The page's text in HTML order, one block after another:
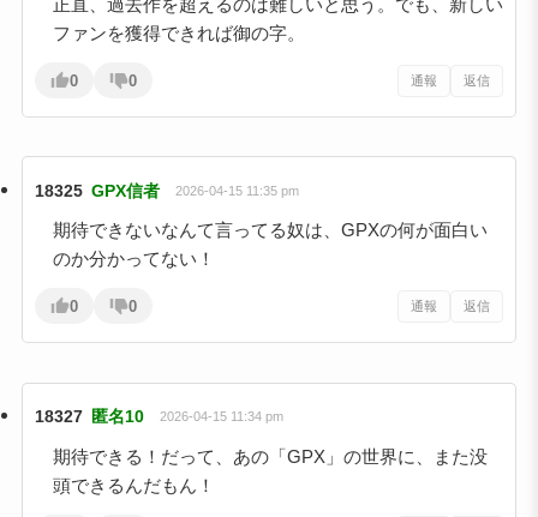
正直、過去作を超えるのは難しいと思う。でも、新しい
ファンを獲得できれば御の字。
0 0 通報 返信
18325 GPX信者 2026-04-15 11:35 pm
期待できないなんて言ってる奴は、GPXの何が面白い
のか分かってない！
0 0 通報 返信
18327 匿名10 2026-04-15 11:34 pm
期待できる！だって、あの「GPX」の世界に、また没
頭できるんだもん！